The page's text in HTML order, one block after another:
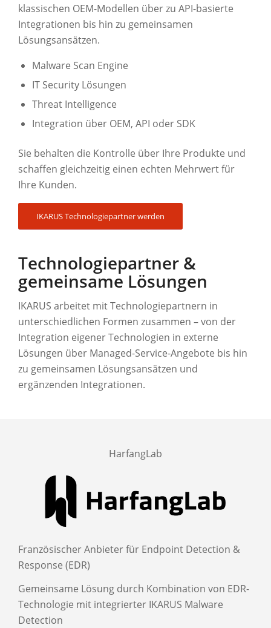
klassischen OEM-Modellen über zu API-basierte
Integrationen bis hin zu gemeinsamen
Lösungsansätzen.
Malware Scan Engine
IT Security Lösungen
Threat Intelligence
Integration über OEM, API oder SDK
Sie behalten die Kontrolle über Ihre Produkte und
schaffen gleichzeitig einen echten Mehrwert für
Ihre Kunden.
IKARUS Technologiepartner werden
Technologiepartner &
gemeinsame Lösungen
IKARUS arbeitet mit Technologiepartnern in
unterschiedlichen Formen zusammen – von der
Integration eigener Technologien in externe
Lösungen über Managed-Service-Angebote bis hin
zu gemeinsamen Lösungsansätzen und
ergänzenden Integrationen.
HarfangLab
Französischer Anbieter für Endpoint Detection &
Response (EDR)
Gemeinsame Lösung durch Kombination von EDR-
Technologie mit integrierter IKARUS Malware
Detection